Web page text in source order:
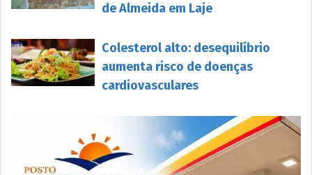
de Almeida em Laje
Colesterol alto: desequilíbrio
aumenta risco de doenças
cardiovasculares